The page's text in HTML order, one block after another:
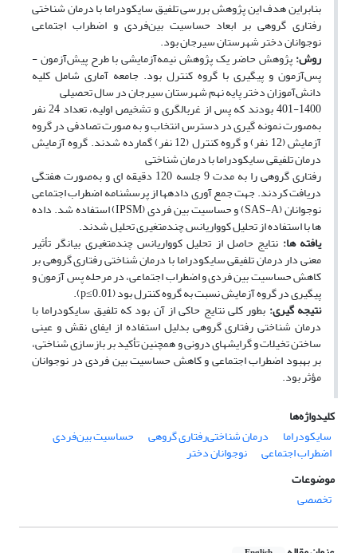
بنابراین هدف این پژوهش بررسی تلفیق سایکودراما با درمان شناختی
رفتاری گروهی بر ابعاد حساسیت بین‌فردی و اضطراب اجتماعی
نوجوانان دختر شهرستان سیرجان بود.
روش:پژوهش حاضر یک پژوهش نیمه‌آزمایشی با طرح پیش‌آزمون -
پس‌آزمون و پیگیری با گروه کنترل بود. جامعه آماری شامل کلیه
دانش‌آموزان دختر پایه نهم شهرستان سیرجان در سال تحصیلی
401-1400 بودند که پس از غربالگری و تشخیص اولیه، تعداد 24 نفر
به‌صورت نمونه گیری در دسترس انتخاب و به صورت تصادفی در گروه
آزمایش (12 نفر) و گروه کنترل (12 نفر) گمارده شدند. گروه آزمایش
درمان تلفیقی سایکودراما با درمان شناختی­
رفتاری گروهی را به ­مدت 9 جلسه 120 دقیقه­ ای و به‌صورت هفتگی
دریافت کردند. جهت جمع ­آوری داده­ها از پرسشنامه اضطراب اجتماعی
نوجوانان (SAS-A) و حساسیت بین­ فردی (IPSM) استفاده شد. داده
­ها با استفاده از تحلیل کوواریانس چندمتغیری تحلیل شدند.
یافته ­ها: نتایج حاصل از تحلیل کوواریانس چندمتغیری بیانگر تأثیر
معنی­ دار درمان تلفیقی سایکودراما با درمان شناختی­ رفتاری گروهی بر
کاهش حساسیت بین فردی و اضطراب اجتماعی، در مرحله پس ­آزمون و
پیگیری در گروه آزمایش نسبت به گروه کنترل بود (p≤0.01).
نتیجه ­گیری: بطور کلی نتایج حاکی از آن بود که تلفیق سایکودراما با
درمان شناختی ­رفتاری گروهی بدلیل استفاده از ایفای نقش و عینی
ساختن تخیلات و گرایش­های درونی و همچنین تأکید بر بازسازی شناختی،
بر بهبود اضطراب اجتماعی و کاهش حساسیت بین­ فردی در نوجوانان
مؤثر بود.
کلیدواژه‌ها
سایکودراما
درمان شناختی‌رفتاری گروهی حساسیت بین‌فردی
اضطراب اجتماعی
نوجوانان دختر
موضوعات
تخصصی